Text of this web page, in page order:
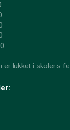
lukket i skolens